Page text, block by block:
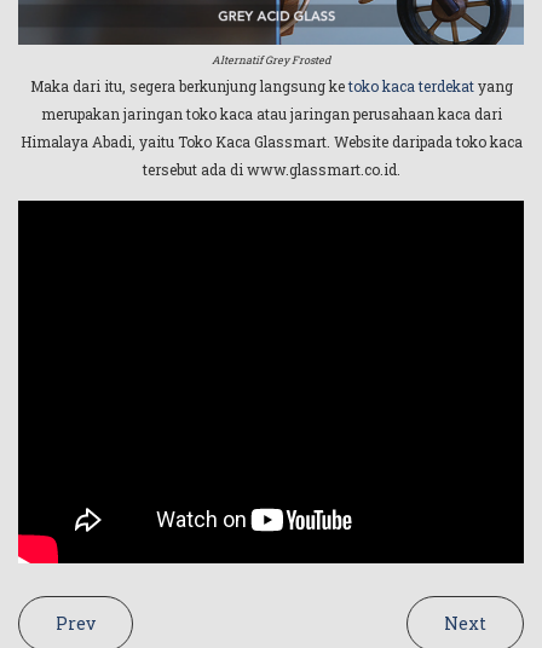
Alternatif Grey Frosted
Maka dari itu, segera berkunjung langsung ketoko kaca terdekatyang
merupakan jaringan toko kaca atau jaringan perusahaan kaca dari
Himalaya Abadi, yaitu Toko Kaca Glassmart. Website daripada toko kaca
tersebut ada di www.glassmart.co.id.
Prev Next